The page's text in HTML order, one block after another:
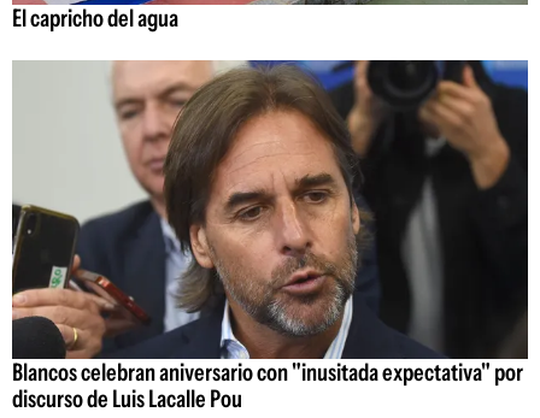
El capricho del agua
Blancos celebran aniversario con "inusitada expectativa" por
discurso de Luis Lacalle Pou